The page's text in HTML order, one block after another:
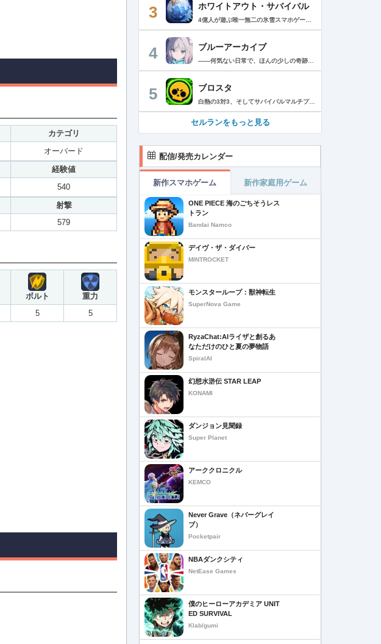
カテゴリ
オーバード
経験値
540
射撃
579
ボルト
重力
5 5
3 ホワイトアウト・サバイバル
4 ブルーアーカイブ
5 ブロスタ
白熱の3対3、そしてサバイバルマルチプレイを楽しめるモバイルゲーム！3分間で展開する様々なゲームモード… 友達と共闘するもよし、一人で戦うもよし。 強力な必殺技や特殊能力を持ったキャラクターを入手して、アップグレードしましょう。ユニークなスキンを集めれば、戦場でひときわ目立つこと間違いなし！ブロスタワールドの不思議なステージで、バトルを繰り広げましょう！ ブロスタは無料でダウンロードおよびプレイが可能ですが、一部のゲーム内アイテムを有料で購入いただくことも可能です（ランダムなアイテムを含む）。ゲーム内アイテムの有料購入を希望しない場合は、デバイスの設定からアプリ内課金を無効にしてください。 様々なゲームモードで戦おう エメラルドハント（3対3）：チームの仲間と共に敵チームに勝利！エメラルドを10個集めたら最後まで守り抜きましょう。倒されるとエメラルドも失います。 バトルロイヤル（ソロ/デュオ）：生き残りをかけたサバイバルモード。キャラクターのパワーアップを集めましょう。デュオまたはソロモードを選んだら、大混乱の戦場で最後まで生き延びた者が勝者となります。そして勝者がすべてを独り占めします！ ブロストライカー（3対3）：ひと味違うゲームモードです！サッカーの腕試しといきましょう。先に2ゴールを決めたチームが勝利します。なおレッドカードはありませんので、激しいバトルにご注意ください。 賞金稼ぎ（3対3）：敵を倒して星を獲得！自分の星も守り抜きましょう。より多くの星を集めたチームの勝利です。 強奪（3対3）：チームの金庫を守りながら、敵チームの金庫の破壊を目指します。ひっそりと前進したら、豪快にお宝までの道を切り拓きましょう！ 特別イベント：期間限定の特別な対人および対CPUゲームモードです。 チャンピオンシップチャレンジ：ブロスタのゲーム内予選に参加して、eスポーツの世界に飛び込みましょう！ キャラクターのアンロックとアップグレード 強力な必殺技や特殊能力を持ったキャラクターを集めて、アップグレードしましょう。キャラクターを強化して、ユニークなスキンを集めましょう。 ブロスタパス クエストやブロスタボックス、エメラルド、ピンズ、そしてブロスタパス限定スキンなど、特典が盛りだくさん！シーズンごとに特典は変わります。 MVPプレイヤーになろう ローカルのランキングを駆け上がり、あなたの強さを証明しましょう！ どんな時も進化しよう 新たなキャラクターやスキン、マップ、特別イベント、ゲームモードを探し求めましょう。 特徴： 3対3のリアルタイム対戦で世界中のプレイヤーとバトル 白熱のモバイル向けサバイバルマルチプレイ 独自の攻撃や必殺技を持った、強力な新キャラクターをアンロック 日々入れ替わるイベントとゲームモード バトルは一人でも、フレンドと一緒でもプレイ可能 グローバルまたはローカルのランキングを駆け上がろう 仲間とクラブを結成したり参加したりして、情報交換しながら共に戦おう スキンをアンロックしてキャラクターをカスタマイズ プレイヤーが作った攻略の難しい新マップ クラッシュ・オブ・クラン、クラッシュ・ロワイヤル、ブーム・ビーチの制作会社がお届けするバトルゲーム！ サポート： サポートが必要な際は、ゲーム内の設定の「ヘルプとサポート」からご連絡いただくか、http://supercell.helpshift.com/a/brawl-stars/をご覧ください。 プライバシーポリシー： http://supercell.com/en/privacy-policy/jp/ サービス利用規約： http://supercell.com/en/terms-of-service/jp/ 保護者の皆さまへ： http://supercell.com/en/parents/jp/
セルランをもっと見る
配信/発売カレンダー
新作スマホゲーム 新作家庭用ゲーム
ONE PIECE 海のごちそうレス
トラン
Bandai Namco
デイヴ・ザ・ダイバー
MINTROCKET
モンスターループ：獣神転生
SuperNova Game
RyzaChat:AIライザと創るあ
なただけのひと夏の夢物語
SpiralAI
幻想水滸伝 STAR LEAP
KONAMI
ダンジョン見聞録
Super Planet
アーククロニクル
KEMCO
Never Grave（ネバーグレイ
ブ）
Pocketpair
NBAダンクシティ
NetEase Games
僕のヒーローアカデミア UNIT
ED SURVIVAL
Klab/gumi